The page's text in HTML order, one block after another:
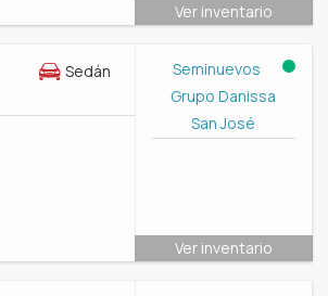
Ver inventario
Sedán
Seminuevos
Grupo Danissa
San José
Ver inventario